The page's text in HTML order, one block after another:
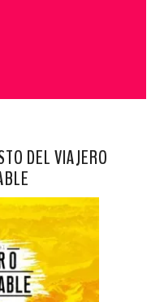
DEL VIAJERO